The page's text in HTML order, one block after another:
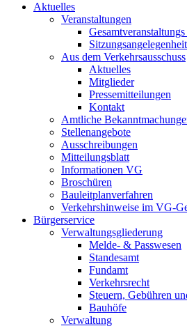
Aktuelles
Veranstaltungen
Aus dem Verkehrsausschuss
Aktuelles
Mitglieder
Pressemitteilungen
Kontakt
Amtliche
Stellenangebote
Ausschreibungen
Mitteilungsblatt
Informationen VG
Broschüren
Bauleitplanverfahren
Verkehrshinweise im VG-
Bürgerservice
Verwaltungsgliederung
Melde- & Passwesen
Standesamt
Fundamt
Verkehrsrecht
Steuern, Gebühren
Bauhöfe
Verwaltung